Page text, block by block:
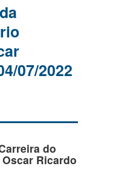
07/2022
do
Ricardo